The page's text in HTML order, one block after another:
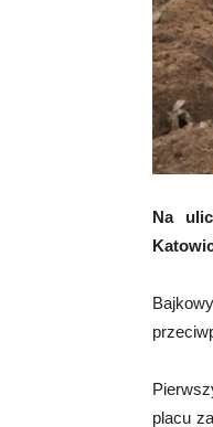
Na
placu